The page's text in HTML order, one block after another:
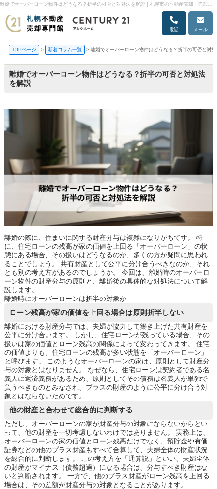
電話 メール
TOPページ > 新着コラム一覧 > 離婚でオーバーローン物件はどうなる？折半の可否と対
離婚でオーバーローン物件はどうなる？折半の可否と対処法
を解説
離婚の際に、住まいに関する財産分与は複雑になりがちです。 特
に、住宅ローンの残高が家の価値を上回る「オーバーローン」の状
態にある場合、その扱いはどうなるのか、多くの方が疑問に思われ
ることでしょう。 共有財産として公平に分け合うべきなのか、それ
とも別の考え方があるのでしょうか。 今回は、離婚時のオーバーロ
ーン物件の財産分与の原則と、離婚後の具体的な対処法について解
説します。
離婚時にオーバーローンは折半の対象か
ローン残高が家の価値を上回る場合は原則折半しない
離婚における財産分与では、夫婦が協力して築き上げた共有財産を
公平に分け合います。 しかし、住宅ローンが残っている場合、その
扱いは家の価値とローン残高の関係によって変わってきます。 住宅
の価値よりも、住宅ローンの残高が多い状態を「オーバーローン」
と呼びます。 このようなオーバーローンの家は、原則として財産分
与の対象とはなりません。 なぜなら、住宅ローンは契約者である名
義人に返済義務があるため、原則としてその債務は名義人が単独で
負うべきものとみなされ、プラスの財産のように公平に分け合う対
象とはならないためです。
他の財産と合わせて総合的に判断する
ただし、オーバーローンの家が財産分与の対象にならないからとい
って、他の財産を一切考慮しないわけではありません。 実務上は、
オーバーローンの家の価値とローン残高だけでなく、預貯金や有価
証券などの他のプラス財産もすべて合算して、夫婦全体の財産状況
を総合的に判断します。 この考え方を「通算説」といい、夫婦全体
の財産がマイナス（債務超過）になる場合は、分与すべき財産はな
いと判断されます。 一方で、他のプラス財産がローン残高を上回る
場合は、その差額が財産分与の対象となることがあります。